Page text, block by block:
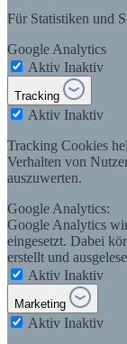
Für Statistiken und
Google Analytics
Aktiv Inaktiv
Tracking
Aktiv Inaktiv
Tracking Cookies
Verhalten von
auszuwerten.
Google Analytics:
Google Analytics
eingesetzt. Dabei
erstellt und
Aktiv Inaktiv
Marketing
Aktiv Inaktiv